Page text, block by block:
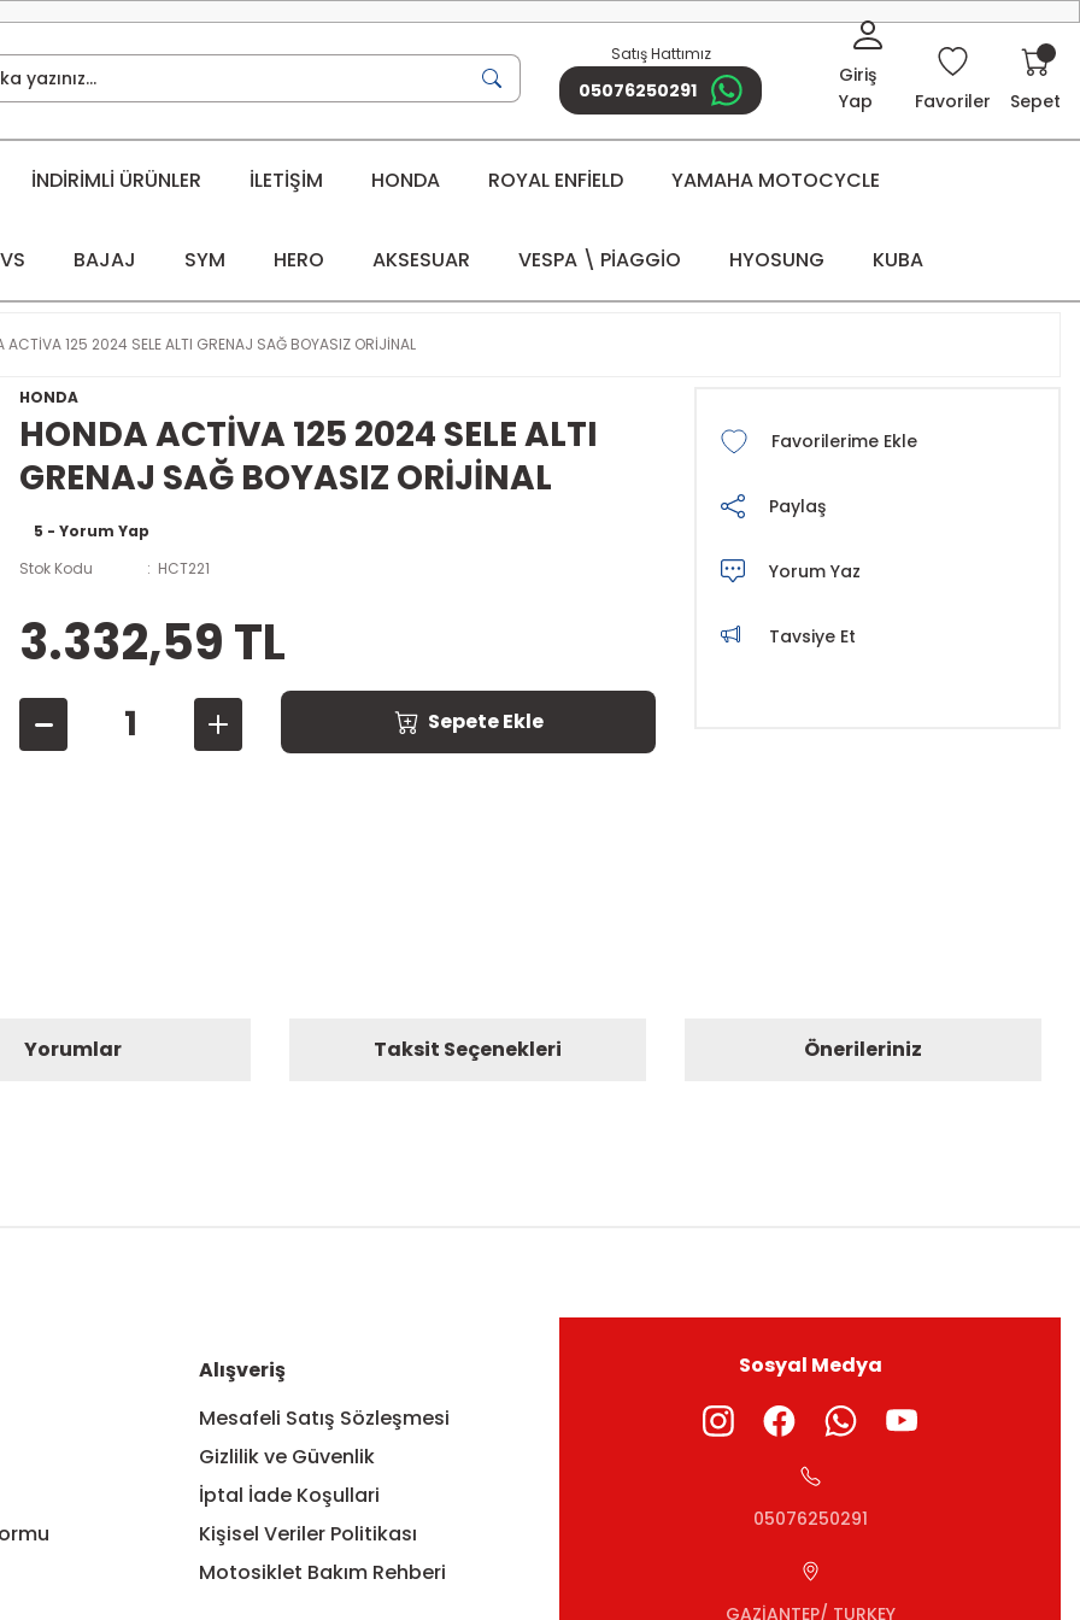
Satış Hattımız
05076250291
Giriş
Yap
Favoriler Sepet
İNDİRİMLİ ÜRÜNLER İLETİŞİM HONDA ROYAL ENFİELD YAMAHA MOTOCYCLE
BAJAJ SYM HERO AKSESUAR VESPA \ PİAGGİO HYOSUNG KUBA
ACTİVA 125 2024 SELE ALTI GRENAJ SAĞ BOYASIZ ORİJİNAL
HONDA
HONDA ACTİVA 125 2024 SELE ALTI
GRENAJ SAĞ BOYASIZ ORİJİNAL
5 - Yorum Yap
Stok Kodu
HCT221
3.332,59 TL
Sepete Ekle
Paylaş
Yorum Yaz
Tavsiye Et
Yorumlar Taksit Seçenekleri Önerileriniz
Alışveriş
Mesafeli Satış Sözleşmesi
Gizlilik ve Güvenlik
İptal İade Koşullari
Kişisel Veriler Politikası
Motosiklet Bakım Rehberi
Sosyal Medya
05076250291
GAZİANTEP/ TURKEY